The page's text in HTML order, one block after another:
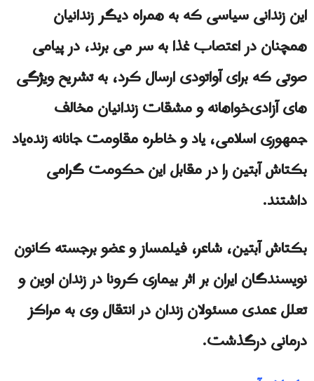
این زندانی سیاسی که به همراه دیگر زندانیان
همچنان در اعتصاب غذا به سر می برند، در پیامی
صوتی که برای آواتودی ارسال کرد، به تشریح ویژگی
های آزادی‌خواهانه و مشقات زندانیان مخالف
جمهوری اسلامی، یاد و خاطره مقاومت جانانه زنده‌یاد
بکتاش آبتین را در مقابل این حکومت گرامی
داشتند.
بکتاش آبتین، شاعر، فیلمساز و عضو برجسته کانون
نویسندگان ایران بر اثر بیماری كرونا در زندان اوین و
تعلل عمدی مسئولان زندان در انتقال وی به مراکز
درمانی درگذشت.